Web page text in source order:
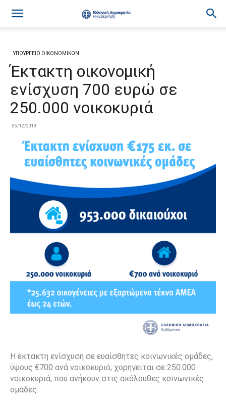
ΥΠΟΥΡΓΕΙΟ ΟΙΚΟΝΟΜΙΚΩΝ
Έκτακτη οικονομική
ενίσχυση 700 ευρώ σε
250.000 νοικοκυριά
06/12/2019
Η έκτακτη ενίσχυση σε ευαίσθητες κοινωνικές ομάδες,
ύψους €700 ανά νοικοκυριό, χορηγείται σε 250.000
νοικοκυριά, που ανήκουν στις ακόλουθες κοινωνικές
ομάδες: